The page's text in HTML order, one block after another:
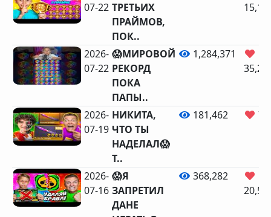
07-22 ТРЕТЬИХ
ПРАЙМОВ,
ПОК..
2026-
07-22
😱МИРОВОЙ
РЕКОРД
ПОКА
ПАПЫ..
1,284,371
2026-
07-19
НИКИТА,
ЧТО ТЫ
НАДЕЛАЛ😱
Т..
181,462
2026-
07-16
😱Я
ЗАПРЕТИЛ
ДАНЕ
368,282